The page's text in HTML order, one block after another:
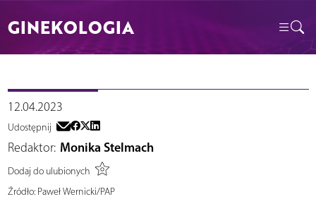
GINEKOLOGIA
12.04.2023
Udostępnij
Redaktor: Monika Stelmach
Dodaj do ulubionych
Źródło:Paweł Wernicki/PAP